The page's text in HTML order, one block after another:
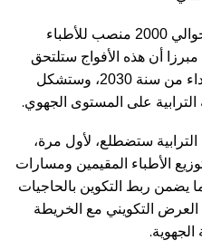
وأشار إلى أنه تم هذه السنة فتح حوالي 2000 منصب للأطباء
مبرزا أن هذه الأفواج ستلتحق
بالمؤسسات الصحية العمومية ابتداء من سنة 2030، وستشكل
على المستوى الجهوي.
ستضطلع، لأول مرة،
الأطباء المقيمين ومسارات
يضمن ربط التكوين بالحاجيات
التكويني مع الخريطة
.